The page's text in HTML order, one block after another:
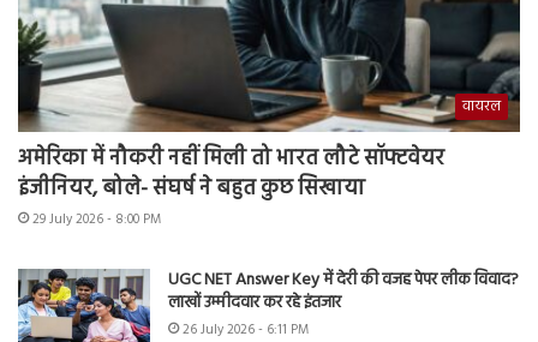
वायरल
अमेरिका में नौकरी नहीं मिली तो भारत लौटे सॉफ्टवेयर
इंजीनियर, बोले- संघर्ष ने बहुत कुछ सिखाया
29 July 2026 - 8:00 PM
UGC NET Answer Key में देरी की वजह पेपर लीक विवाद?
लाखों उम्मीदवार कर रहे इंतजार
26 July 2026 - 6:11 PM